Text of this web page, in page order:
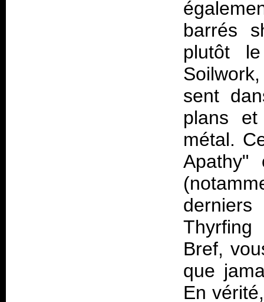
barrés
plutôt
sent
plans
métal.
Apathy"
Bref,
que
En